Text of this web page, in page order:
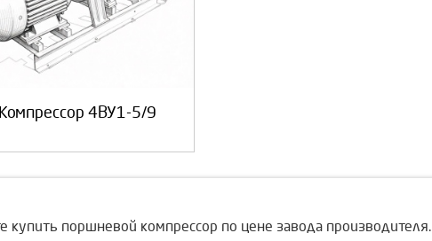
Компрессор 4ВУ1-5/9
поршневой компрессор по цене завода производителя.